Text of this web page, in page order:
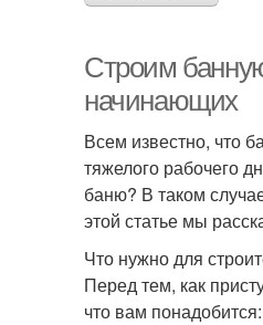
Строим
начинающих
Всем известно, что
тяжелого рабочего
баню? В таком
этой статье мы
Что нужно для
Перед тем, как
что вам понадобится: